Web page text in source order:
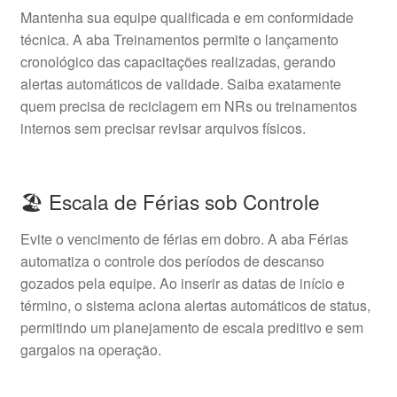
Mantenha sua equipe qualificada e em conformidade
técnica. A aba Treinamentos permite o lançamento
cronológico das capacitações realizadas, gerando
alertas automáticos de validade. Saiba exatamente
quem precisa de reciclagem em NRs ou treinamentos
internos sem precisar revisar arquivos físicos.
🏖️ Escala de Férias sob Controle
Evite o vencimento de férias em dobro. A aba Férias
automatiza o controle dos períodos de descanso
gozados pela equipe. Ao inserir as datas de início e
término, o sistema aciona alertas automáticos de status,
permitindo um planejamento de escala preditivo e sem
gargalos na operação.